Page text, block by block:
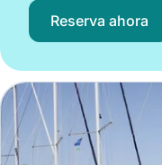
Reserva ahora